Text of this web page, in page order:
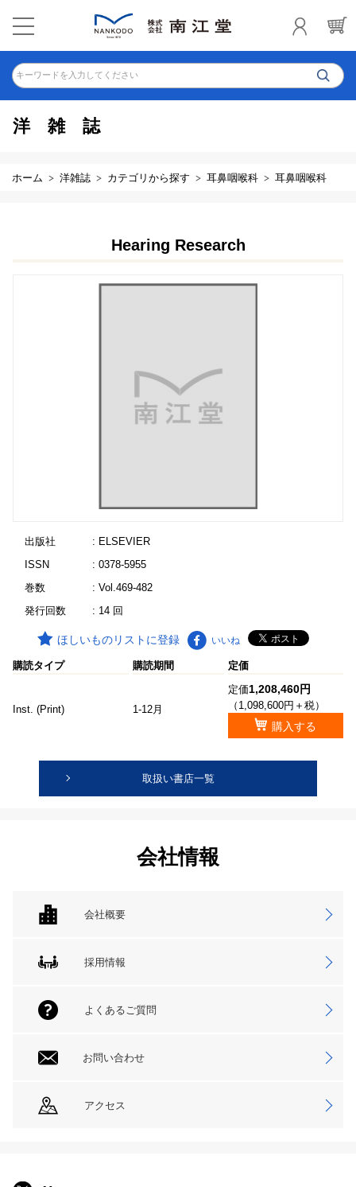
キーワードを入力してください
洋雑誌
ホーム 洋雑誌 カテゴリから探す 耳鼻咽喉科 耳鼻咽喉科
Hearing Research
出版社
: ELSEVIER
ISSN
: 0378-5955
巻数
: Vol.469-482
発行回数
: 14 回
ほしいものリストに登録 いいね
購読タイプ 購読期間 定価
Inst. (Print) 1-12月
定価1,208,460円
（1,098,600円＋税）
購入する
取扱い書店一覧
会社情報
会社概要
採用情報
よくあるご質問
お問い合わせ
アクセス